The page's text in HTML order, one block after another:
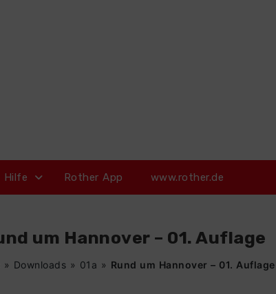
Hilfe Rother App www.rother.de
um Hannover – 01. Auflage
» Downloads » 01a » Rund um Hannover – 01. Auflage